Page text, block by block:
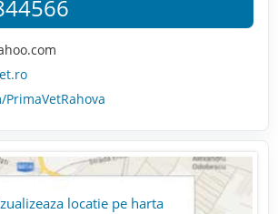
locatie pe harta